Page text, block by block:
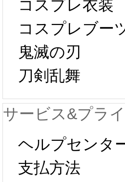
響で2024年2
日から工場生
が一時停止
します。 2月
以後のご注文
コスプレ衣装
コスプレブー
鬼滅の刃
刀剣乱舞
サービス&プラ
ヘルプセンタ
支払方法